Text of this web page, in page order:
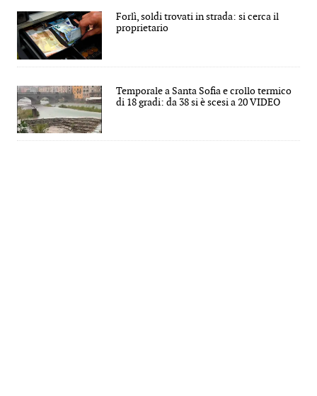
Forlì, soldi trovati in strada: si cerca il
proprietario
Temporale a Santa Sofia e crollo termico
di 18 gradi: da 38 si è scesi a 20 VIDEO